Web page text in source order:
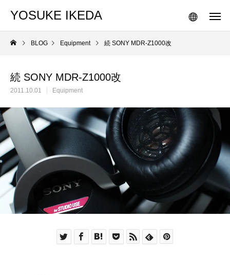
YOSUKE IKEDA
BLOG Equipment 続 SONY MDR-Z1000改
続 SONY MDR-Z1000改
2011.10.01 Equipment